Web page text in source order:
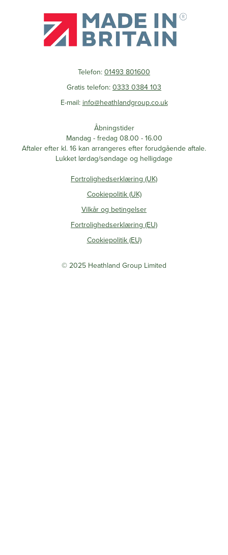
Telefon:01493 801600
Gratis telefon:0333 0384 103
E-mail: info@heathlandgroup.co.uk
Åbningstider
Mandag - fredag 08.00 - 16.00
Aftaler efter kl. 16 kan arrangeres efter forudgående aftale.
Lukket lørdag/søndage og helligdage
Fortrolighedserklæring (UK)
Cookiepolitik (UK)
Vilkår og betingelser
Fortrolighedserklæring (EU)
Cookiepolitik (EU)
© 2025 Heathland Group Limited